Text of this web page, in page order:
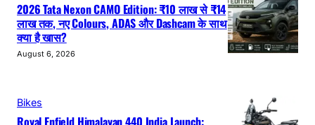
2026 Tata Nexon CAMO Edition: ₹10 लाख से ₹14
लाख तक, नए Colours, ADAS और Dashcam के साथ
क्या है खास?
August 6, 2026
Bikes